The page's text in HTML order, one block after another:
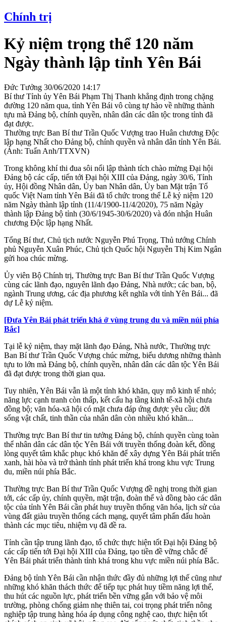
Chính trị
Kỷ niệm trọng thể 120 năm
Ngày thành lập tỉnh Yên Bái
Đức Tưởng 30/06/2020 14:17
Bí thư Tỉnh ủy Yên Bái Phạm Thị Thanh khẳng định trong chặng
đường 120 năm qua, tỉnh Yên Bái vô cùng tự hào về những thành
tựu mà Đảng bộ, chính quyền, nhân dân các dân tộc trong tỉnh đã
đạt được.
Thường trực Ban Bí thư Trần Quốc Vượng trao Huân chương Độc
lập hạng Nhất cho Đảng bộ, chính quyền và nhân dân tỉnh Yên Bái.
(Ảnh: Tuấn Anh/TTXVN)
Trong không khí thi đua sôi nổi lập thành tích chào mừng Đại hội
Đảng bộ các cấp, tiến tới Đại hội XIII của Đảng, ngày 30/6, Tỉnh
ủy, Hội đồng Nhân dân, Ủy ban Nhân dân, Ủy ban Mặt trận Tổ
quốc Việt Nam tỉnh Yên Bái đã tổ chức trong thể Lễ kỷ niệm 120
năm Ngày thành lập tỉnh (11/4/1900-11/4/2020), 75 năm Ngày
thành lập Đảng bộ tỉnh (30/6/1945-30/6/2020) và đón nhận Huân
chương Độc lập hạng Nhất.
Tổng Bí thư, Chủ tịch nước Nguyễn Phú Trọng, Thủ tướng Chính
phủ Nguyễn Xuân Phúc, Chủ tịch Quốc hội Nguyễn Thị Kim Ngân
gửi hoa chúc mừng.
Ủy viên Bộ Chính trị, Thường trực Ban Bí thư Trần Quốc Vượng
cùng các lãnh đạo, nguyên lãnh đạo Đảng, Nhà nước; các ban, bộ,
ngành Trung ương, các địa phương kết nghĩa với tỉnh Yên Bái... đã
dự Lễ kỷ niệm.
[Đưa Yên Bái phát triển khá ở vùng trung du và miền núi phía
Bắc]
Tại lễ kỷ niệm, thay mặt lãnh đạo Đảng, Nhà nước, Thường trực
Ban Bí thư Trần Quốc Vượng chúc mừng, biểu dương những thành
tựu to lớn mà Đảng bộ, chính quyền, nhân dân các dân tộc Yên Bái
đã đạt được trong thời gian qua.
Tuy nhiên, Yên Bái vẫn là một tỉnh khó khăn, quy mô kinh tế nhỏ;
năng lực cạnh tranh còn thấp, kết cấu hạ tầng kinh tế-xã hội chưa
đồng bộ; văn hóa-xã hội có mặt chưa đáp ứng được yêu cầu; đời
sống vật chất, tinh thần của nhân dân còn nhiều khó khăn...
Thường trực Ban Bí thư tin tưởng Đảng bộ, chính quyền cùng toàn
thể nhân dân các dân tộc Yên Bái với truyền thống đoàn kết, đồng
lòng quyết tâm khắc phục khó khăn để xây dựng Yên Bái phát triển
xanh, hài hòa và trở thành tỉnh phát triển khá trong khu vực Trung
du, miền núi phía Bắc.
Thường trực Ban Bí thư Trần Quốc Vượng đề nghị trong thời gian
tới, các cấp ủy, chính quyền, mặt trận, đoàn thể và đồng bào các dân
tộc của tỉnh Yên Bái cần phát huy truyền thống văn hóa, lịch sử của
vùng đất giàu truyền thống cách mạng, quyết tâm phấn đấu hoàn
thành các mục tiêu, nhiệm vụ đã đề ra.
Tỉnh cần tập trung lãnh đạo, tổ chức thực hiện tốt Đại hội Đảng bộ
các cấp tiến tới Đại hội XIII của Đảng, tạo tiền đề vững chắc để
Yên Bái phát triển thành tỉnh khá trong khu vực miền núi phía Bắc.
Đảng bộ tỉnh Yên Bái cần nhận thức đầy đủ những lợi thế cũng như
những khó khăn thách thức để tiếp tục phát huy tiềm năng lợi thế,
thu hút các nguồn lực, phát triển bền vững gắn với bảo vệ môi
trường, phòng chống giảm nhẹ thiên tai, coi trọng phát triển nông
nghiệp tập trung hàng hóa áp dụng công nghệ cao, thực hiện tốt